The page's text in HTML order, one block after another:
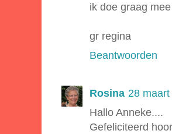
ik doe graag
gr regina
Beantwoorden
Rosina 28
Hallo Anneke....
Gefeliciteerd